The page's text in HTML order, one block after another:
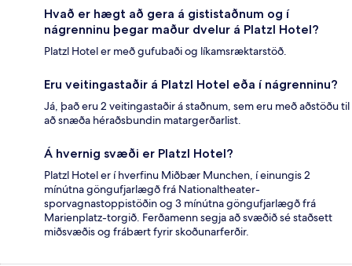
Hvað er hægt að gera á gististaðnum og í
nágrenninu þegar maður dvelur á Platzl Hotel?
Platzl Hotel er með gufubaði og líkamsræktarstöð.
Eru veitingastaðir á Platzl Hotel eða í nágrenninu?
Já, það eru 2 veitingastaðir á staðnum, sem eru með aðstöðu til
að snæða héraðsbundin matargerðarlist.
Á hvernig svæði er Platzl Hotel?
Platzl Hotel er í hverfinu Miðbær Munchen, í einungis 2
mínútna göngufjarlægð frá Nationaltheater-
sporvagnastoppistöðin og 3 mínútna göngufjarlægð frá
Marienplatz-torgið. Ferðamenn segja að svæðið sé staðsett
miðsvæðis og frábært fyrir skoðunarferðir.